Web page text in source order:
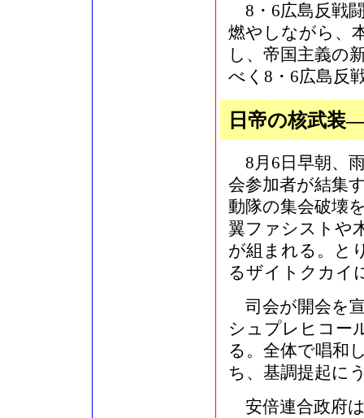
8・6広島反戦
燃やしながら、
し、帝国主義の
べく8・6広島反
日帝の核武装
8月6日早朝、
会参加者が結集
動隊の集会破壊
翼ファシストや
が組まれる。と
るザイトクカイ
司会が開会を
シュプレヒコー
る。全体で唱和
ち、基調提起に
安倍連合政府